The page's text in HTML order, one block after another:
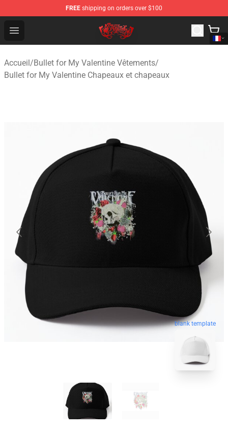
FREE shipping on orders over $100
Open menu
Bullet for My Valentine Store - Official Bullet for My
Accueil/Bullet for My Valentine Vêtements/
Bullet for My Valentine Chapeaux et chapeaux
blank template